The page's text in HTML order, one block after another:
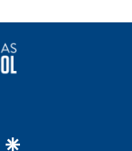
whatsapp
google